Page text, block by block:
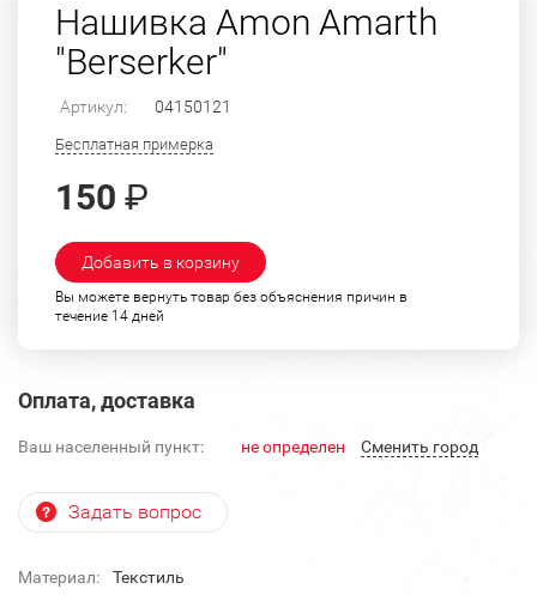
Нашивка Amon Amarth
"Berserker"
Артикул: 04150121
Бесплатная примерка
150 ₽
Добавить в корзину
Вы можете вернуть товар без объяснения причин в
течение 14 дней
Оплата, доставка
Ваш населенный пункт: не определен Cменить город
Задать вопрос
Материал:
Текстиль